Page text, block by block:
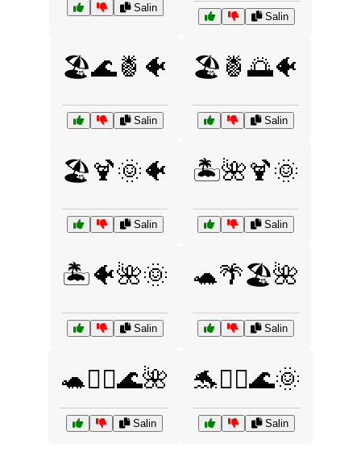
Salin
Salin
🏖️🌊🍍🐠
Salin
🏖️🍍🌅🐠
Salin
🏖️🍹🌞🐠
Salin
🏝️🌺🍹🌞
Salin
🏝️🐠🌺🌞
Salin
🐢🌴🏖️🌺
Salin
🐢🏄‍♂️🌊🌺
Salin
🐬🏄‍♀️🌊🌞
Salin